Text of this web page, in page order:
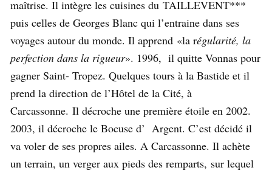
maîtrise. Il intègre les cuisines du TAILLEVENT***
puis celles de Georges Blanc qui l’entraine dans ses
voyages autour du monde. Il apprend «la régularité, la
perfection dans la rigueur». 1996, il quitte Vonnas pour
gagner Saint- Tropez. Quelques tours à la Bastide et il
prend la direction de l’Hôtel de la Cité, à
Carcassonne. Il décroche une première étoile en 2002.
2003, il décroche le Bocuse d’ Argent. C’est décidé il
va voler de ses propres ailes. A Carcassonne. Il achète
un terrain, un verger aux pieds des remparts, sur lequel